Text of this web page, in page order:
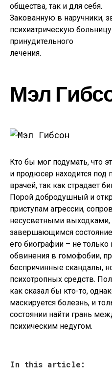
общества, так и для себя.
Закованную в наручники,
психиатрическую
принудительного
лечения.
Мэл
Кто бы мог подумать, что
и продюсер находится
врачей, так как страдает
Порой добродушный и
приступам агрессии,
несусветными
завершающимся
его биографии – не
обвинения в гомофобии,
беспричинные скандалы,
психотропных средств.
как сказал бы кто-то,
маскируется болезнь, и
состоянии найти грань
психическим недугом.
In this article: